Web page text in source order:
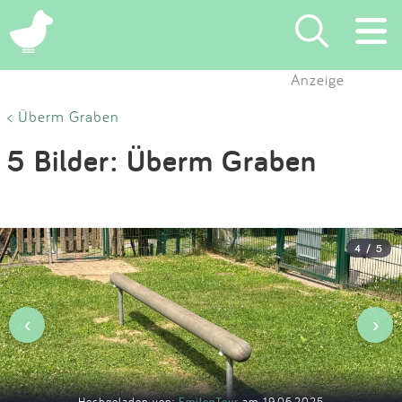
×
Eintragen
Blog
Partner
Kontakt
Anzeige
< Überm Graben
5 Bilder: Überm Graben
4 / 5
‹ ›